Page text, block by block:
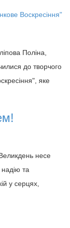
Воскресіння"
Поліна,
до творчого
яке
несе
та
у серцях,